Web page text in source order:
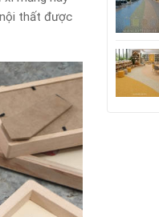
thất được